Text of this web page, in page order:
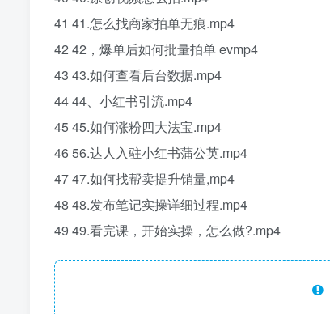
41 41.怎么找商家拍单无痕.mp4
42 42，爆单后如何批量拍单 evmp4
43 43.如何查看后台数据.mp4
44 44、小红书引流.mp4
45 45.如何涨粉四大法宝.mp4
46 56.达人入驻小红书蒲公英.mp4
47 47.如何找帮卖提升销量,mp4
48 48.发布笔记实操详细过程.mp4
49 49.看完课，开始实操，怎么做?.mp4